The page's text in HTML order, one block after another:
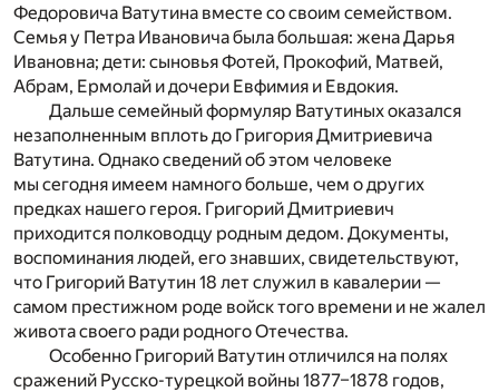
Федоровича Ватутина вместе со своим семейством.
Семья у Петра Ивановича была большая: жена Дарья
Ивановна; дети: сыновья Фотей, Прокофий, Матвей,
Абрам, Ермолай и дочери Евфимия и Евдокия.
Дальше семейный формуляр Ватутиных оказался
незаполненным вплоть до Григория Дмитриевича
Ватутина. Однако сведений об этом человеке
мы сегодня имеем намного больше, чем о других
предках нашего героя. Григорий Дмитриевич
приходится полководцу родным дедом. Документы,
воспоминания людей, его знавших, свидетельствуют,
что Григорий Ватутин 18 лет служил в кавалерии —
самом престижном роде войск того времени и не жалел
живота своего ради родного Отечества.
Особенно Григорий Ватутин отличился на полях
сражений Русско-турецкой войны 1877–1878 годов,